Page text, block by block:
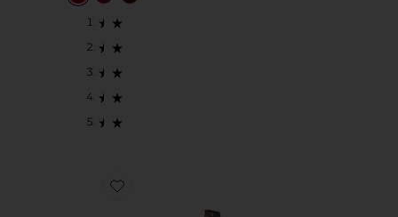
Favorite KISS THEORY LIP BALM 키스 시어리 립밤